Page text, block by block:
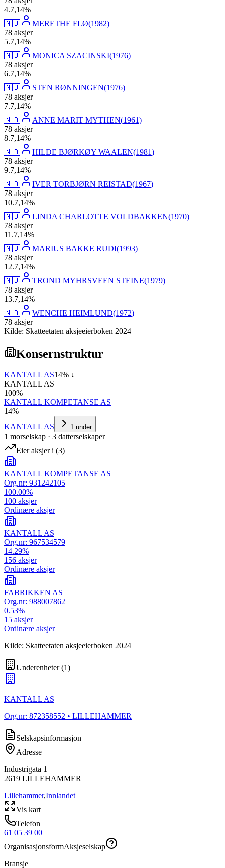
4.7,14%
🇳🇴
MERETHE FLØ(1982)
78 aksjer
5.7,14%
🇳🇴
MONICA SZACINSKI(1976)
78 aksjer
6.7,14%
🇳🇴
STEN RØNNINGEN(1976)
78 aksjer
7.7,14%
🇳🇴
ANNE MARIT MYTHEN(1961)
78 aksjer
8.7,14%
🇳🇴
HILDE BJØRKØY WAALEN(1981)
78 aksjer
9.7,14%
🇳🇴
IVER TORBJØRN REISTAD(1967)
78 aksjer
10.7,14%
🇳🇴
LINDA CHARLOTTE VOLDBAKKEN(1970)
78 aksjer
11 .7,14%
🇳🇴
MARIUS BAKKE RUDI(1993)
78 aksjer
12.7,14%
🇳🇴
TROND MYHRSVEEN STEINE(1979)
78 aksjer
13.7,14%
🇳🇴
WENCHE HEIMLUND(1972)
78 aksjer
Kilde: Skatteetaten aksjeeierboken 2024
Konsernstruktur
KANTALL AS14% ↓
KANTALL AS
100%
KANTALL KOMPETANSE AS
14%
KANTALL AS
1 under
1 morselskap · 3 datterselskaper
Eier aksjer i (3)
KANTALL KOMPETANSE AS
Org.nr: 931242105
100.00%
100 aksjer
Ordinære aksjer
KANTALL AS
Org.nr: 967534579
14.29%
156 aksjer
Ordinære aksjer
FABRIKKEN AS
Org.nr: 988007862
0.53%
15 aksjer
Ordinære aksjer
Kilde: Skatteetaten aksjeeierboken 2024
Underenheter(1)
KANTALL AS
Org.nr: 872358552 • LILLEHAMMER
Selskapsinformasjon
Adresse
Industrigata 1
2619 LILLEHAMMER
Lillehammer,Innlandet
Vis kart
Telefon
61 05 39 00
OrganisasjonsformAksjeselskap
Bransje